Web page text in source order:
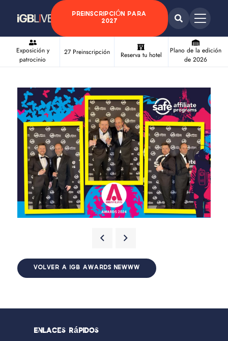
PREINSCRIPCIÓN PARA
2027
Exposición y
patrocinio
27 Preinscripción Reserva tu hotel
Plano de la edición
de 2026
VOLVER A IGB AWARDS NEWWW
Enlaces rápidos